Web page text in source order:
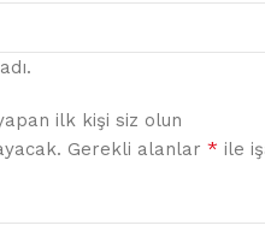
ilk kişi siz olun
Gerekli alanlar * ile